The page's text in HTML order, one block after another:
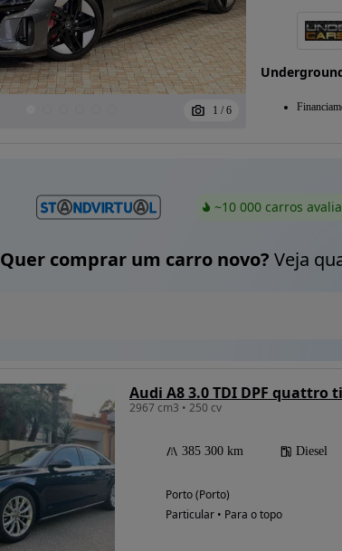
1 / 6
~10 000 carros
Quer comprar um carro novo? Veja
Audi A8 3.0 TDI DPF quattro
2967 cm3 • 250 cv
385 300 km Diesel
Porto (Porto)
Particular • Para o topo